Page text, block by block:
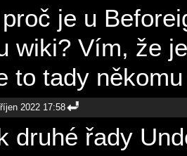
je u
wiki? Vím, že
to tady
2022 17:58
druhé řady